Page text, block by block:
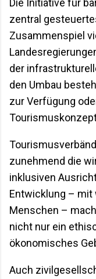
zentral
Zusammenspiel
der
den Umbau
zur Verfügung
zunehmend die
inklusiven
Entwicklung – mit
Menschen –
nicht nur ein
ökonomisches
Auch